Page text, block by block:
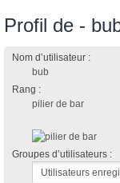
Profil de -
Nom d’utilisateur :
bub
Rang :
pilier de bar
Groupes d’utilisateurs :